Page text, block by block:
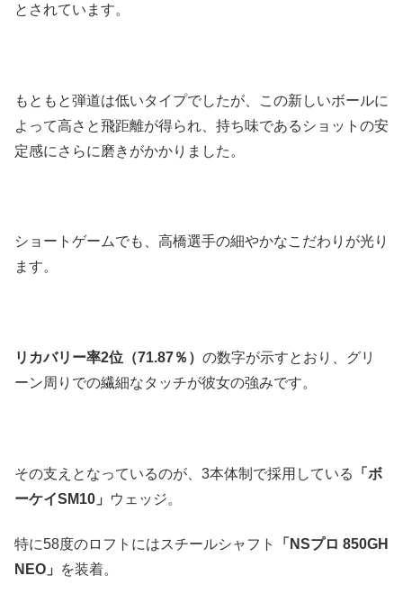
とされています。
もともと弾道は低いタイプでしたが、この新しいボールに
よって高さと飛距離が得られ、持ち味であるショットの安
定感にさらに磨きがかかりました。
ショートゲームでも、高橋選手の細やかなこだわりが光り
ます。
リカバリー率2位（71.87％） の数字が示すとおり、グリ
ーン周りでの繊細なタッチが彼女の強みです。
その支えとなっているのが、3本体制で採用している
「ボ
ーケイSM10」
ウェッジ。
特に58度のロフトにはスチールシャフト
「NSプロ 850GH
NEO」
を装着。